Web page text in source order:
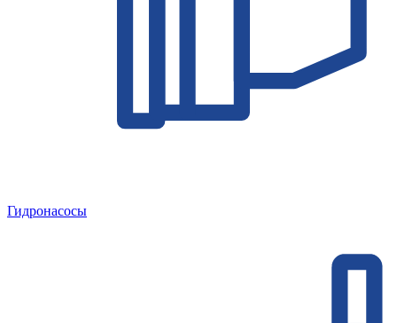
Гидронасосы